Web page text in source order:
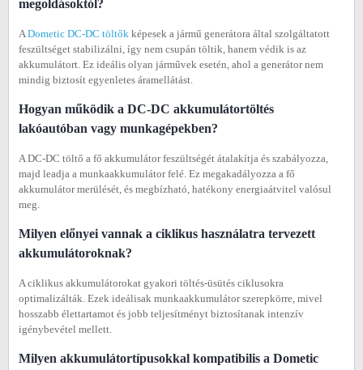
megoldásoktól?
ADometic DC-DC töltők képesek a jármű generátora által szolgáltatott
feszültséget stabilizálni, így nem csupán töltik, hanem védik is az
akkumulátort. Ez ideális olyan járművek esetén, ahol a generátor nem
mindig biztosít egyenletes áramellátást.
Hogyan működik a DC-DC akkumulátortöltés
lakóautóban vagy munkagépekben?
A DC-DC töltő a fő akkumulátor feszültségét átalakítja és szabályozza,
majd leadja a munkaakkumulátor felé. Ez megakadályozza a fő
akkumulátor merülését, és megbízható, hatékony energiaátvitel valósul
meg.
Milyen előnyei vannak a ciklikus használatra tervezett
akkumulátoroknak?
A ciklikus akkumulátorokat gyakori töltés-üsütés ciklusokra
optimalizálták. Ezek ideálisak munkaakkumulátor szerepkörre, mivel
hosszabb élettartamot és jobb teljesítményt biztosítanak intenzív
igénybevétel mellett.
Milyen akkumulátortípusokkal kompatibilis a Dometic